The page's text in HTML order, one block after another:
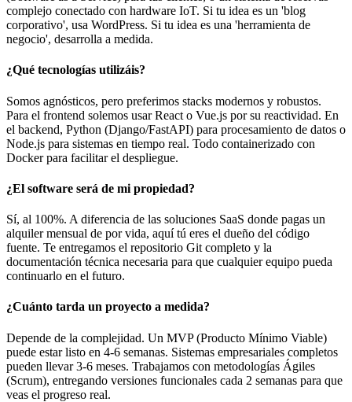
complejo conectado con hardware IoT. Si tu idea es un 'blog
corporativo', usa WordPress. Si tu idea es una 'herramienta de
negocio', desarrolla a medida.
¿Qué tecnologías utilizáis?
Somos agnósticos, pero preferimos stacks modernos y robustos.
Para el frontend solemos usar React o Vue.js por su reactividad. En
el backend, Python (Django/FastAPI) para procesamiento de datos o
Node.js para sistemas en tiempo real. Todo containerizado con
Docker para facilitar el despliegue.
¿El software será de mi propiedad?
Sí, al 100%. A diferencia de las soluciones SaaS donde pagas un
alquiler mensual de por vida, aquí tú eres el dueño del código
fuente. Te entregamos el repositorio Git completo y la
documentación técnica necesaria para que cualquier equipo pueda
continuarlo en el futuro.
¿Cuánto tarda un proyecto a medida?
Depende de la complejidad. Un MVP (Producto Mínimo Viable)
puede estar listo en 4-6 semanas. Sistemas empresariales completos
pueden llevar 3-6 meses. Trabajamos con metodologías Ágiles
(Scrum), entregando versiones funcionales cada 2 semanas para que
veas el progreso real.